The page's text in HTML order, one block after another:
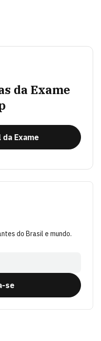
da Exame
Exame
do Brasil e mundo.
se